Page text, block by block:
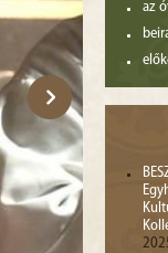
az